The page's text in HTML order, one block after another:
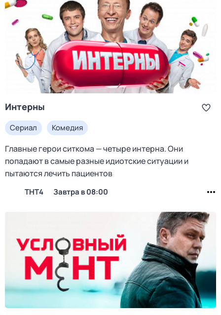
Интерны
Сериал Комедия
Главные герои ситкома — четыре интерна. Они
попадают в самые разные идиотские ситуации и
пытаются лечить пациентов
ТНТ4 Завтра в 08:00